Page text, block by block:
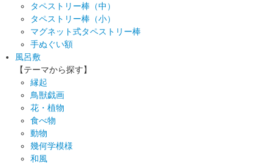
タペストリー棒（中）
タペストリー棒（小）
マグネット式タペストリー棒
手ぬぐい額
風呂敷
【テーマから探す】
縁起
鳥獣戯画
花・植物
食べ物
動物
幾何学模様
和風